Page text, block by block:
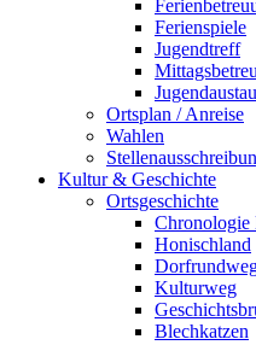
Ferienspiele
Jugendtreff
Ortsplan / Anreise
Wahlen
Kultur & Geschichte
Ortsgeschichte
Chronologie
Honischland
Kulturweg
Blechkatzen